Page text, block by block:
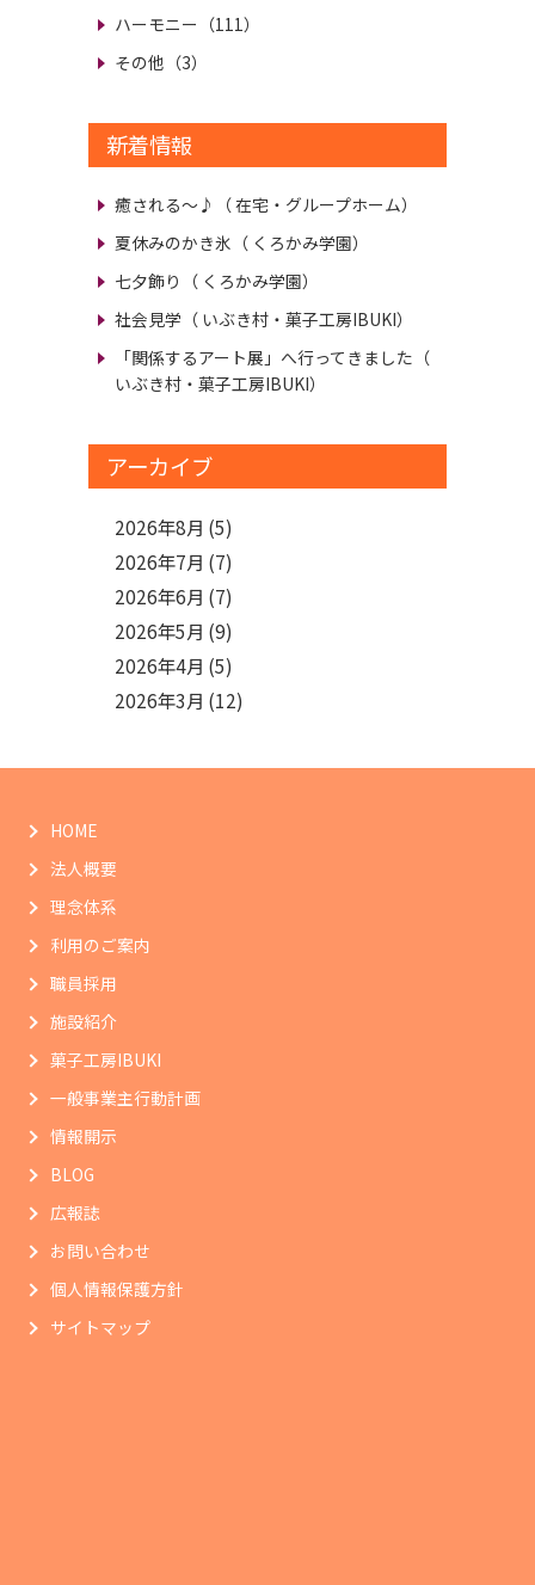
ハーモニー（111）
その他（3）
新着情報
癒される～♪
（ 在宅・グループホーム）
夏休みのかき氷 （ くろかみ学園）
七夕飾り
（ くろかみ学園）
社会見学 （ いぶき村・菓子工房IBUKI）
「関係するアート展」へ行ってきました （
いぶき村・菓子工房IBUKI）
アーカイブ
2026年8月 (5)
2026年7月 (7)
2026年6月 (7)
2026年5月 (9)
2026年4月 (5)
2026年3月 (12)
HOME
法人概要
理念体系
利用のご案内
職員採用
施設紹介
菓子工房IBUKI
一般事業主行動計画
情報開示
BLOG
広報誌
お問い合わせ
個人情報保護方針
サイトマップ